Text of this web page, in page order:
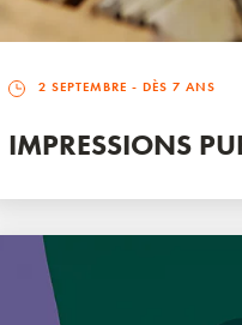
2 SEPTEMBRE - DÈS 7 ANS
IMPRESSIONS